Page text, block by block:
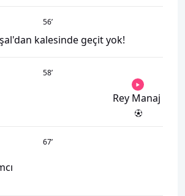
56’
kalesinde geçit yok!
58’
Rey Manaj
67’